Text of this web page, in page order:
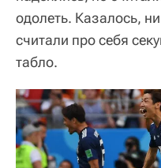
одолеть. Казалось,
считали про себя
табло.